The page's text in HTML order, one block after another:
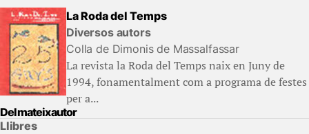
La Roda del Temps
Diversos autors
Colla de Dimonis de Massalfassar
La revista la Roda del Temps naix en Juny de
1994, fonamentalment com a programa de festes
per a...
Del mateix autor
Llibres